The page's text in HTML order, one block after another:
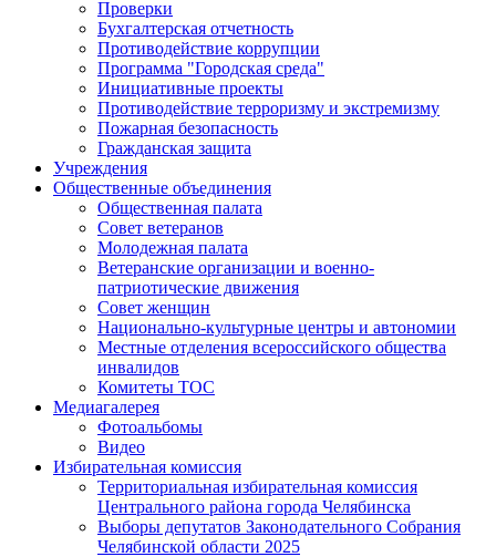
Проверки
Бухгалтерская отчетность
Противодействие коррупции
Программа "Городская среда"
Инициативные проекты
Противодействие терроризму и экстремизму
Пожарная безопасность
Гражданская защита
Учреждения
Общественные объединения
Общественная палата
Совет ветеранов
Молодежная палата
Ветеранские организации и военно-
патриотические движения
Совет женщин
Национально-культурные центры и автономии
Местные отделения всероссийского общества
инвалидов
Комитеты ТОС
Медиагалерея
Фотоальбомы
Видео
Избирательная комиссия
Территориальная избирательная комиссия
Центрального района города Челябинска
Выборы депутатов Законодательного Собрания
Челябинской области 2025